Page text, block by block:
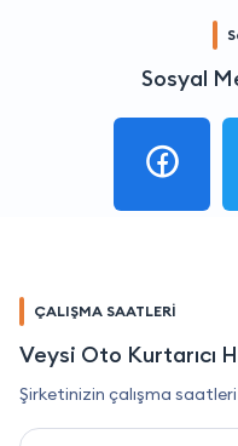
Sosyal
ÇALIŞMA SAATLERİ
Veysi Oto Kurtarıcı
Şirketinizin çalışma saatleri